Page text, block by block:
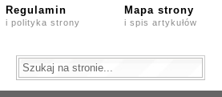
Regulamin
i polityka strony
Mapa strony
i spis artykułów